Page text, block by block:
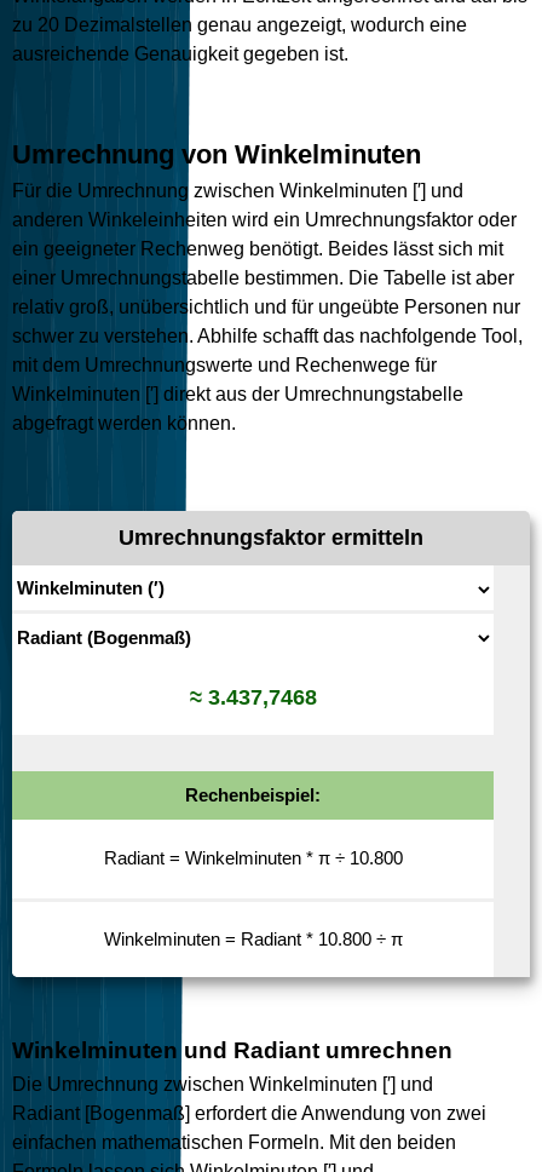
zu 20 Dezimalstellen genau angezeigt, wodurch eine
ausreichende Genauigkeit gegeben ist.
Umrechnung von Winkelminuten
Für die Umrechnung zwischen Winkelminuten [′] und
anderen Winkeleinheiten wird ein Umrechnungsfaktor oder
ein geeigneter Rechenweg benötigt. Beides lässt sich mit
einer Umrechnungstabelle bestimmen. Die Tabelle ist aber
relativ groß, unübersichtlich und für ungeübte Personen nur
schwer zu verstehen. Abhilfe schafft das nachfolgende Tool,
mit dem Umrechnungswerte und Rechenwege für
Winkelminuten [′] direkt aus der Umrechnungstabelle
abgefragt werden können.
Umrechnungsfaktor ermitteln
≈ 3.437,7468
Rechenbeispiel:
Radiant = Winkelminuten * π ÷ 10.800
Winkelminuten = Radiant * 10.800 ÷ π
Winkelminuten und Radiant umrechnen
Die Umrechnung zwischen Winkelminuten [′] und
Radiant [Bogenmaß] erfordert die Anwendung von zwei
einfachen mathematischen Formeln. Mit den beiden